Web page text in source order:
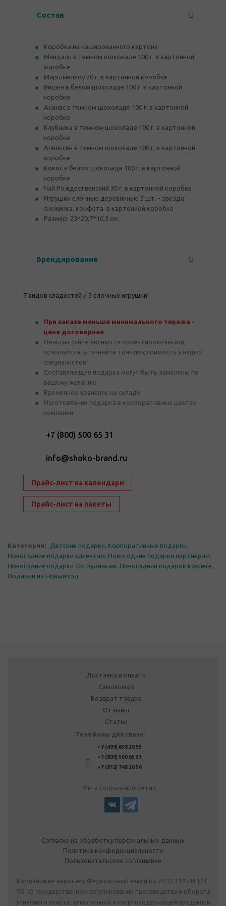
Состав
Коробка из кашированного картона
Миндаль в темном шоколаде 100 г. в картонной
коробке
Маршмеллоу 20 г. в картонной коробке
Вишня в белом шоколаде 100 г. в картонной
коробке
Ананас в темном шоколаде 100 г. в картонной
коробке
Клубника в темном шоколаде 100 г. в картонной
коробке
Апельсин в темном шоколаде 100 г. в картонной
коробке
Кокос в белом шоколаде 100 г. в картонной
коробке
Чай Рождественский 30 г. в картонной коробке
Игрушки елочные деревянные 3 шт. - звезда,
снежинка, конфета в картонной коробке
Размер: 23*20,7*10,3 см.
Брендирование
7 видов сладостей и 3 елочные игрушки!
При заказе меньше минимального тиража -
цена договорная
Цены на сайте являются ориентировочными,
пожалуйста, уточняйте точную стоимость у наших
специалистов
Составляющие подарка могут быть заменены по
вашему желанию
Временное хранение на складе
Изготовление подарка в корпоративных цветах
компании
+7 (800) 500 65 31
info@shoko-brand.ru
Прайс-лист на календари
Прайс-лист на пакеты
Категории: Детские подарки, Корпоративные подарки,
Новогодние подарки клиентам, Новогодние подарки партнерам,
Новогодние подарки сотрудникам, Новогодний подарок коллеге,
Подарки на Новый год
Доставка и оплата
Самовывоз
Возврат товара
Отзывы
Статьи
Телефоны для связи:
+7 (499) 638 20 55
+7 (800) 500 65 31
+7 (812) 748 20 56
Мы в социальных сетях:
Согласие на обработку персональных данных
Политика конфиденциальности
Пользовательское соглашение
Компания не нарушает Федеральный закон от 22.11.1995 N 171-
ФЗ "О государственном регулировании производства и оборота
этилового спирта, алкогольной и спиртосодержащей продукции